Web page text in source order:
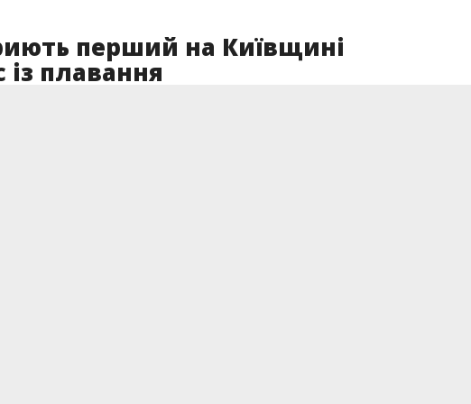
перший на Київщині
плавання